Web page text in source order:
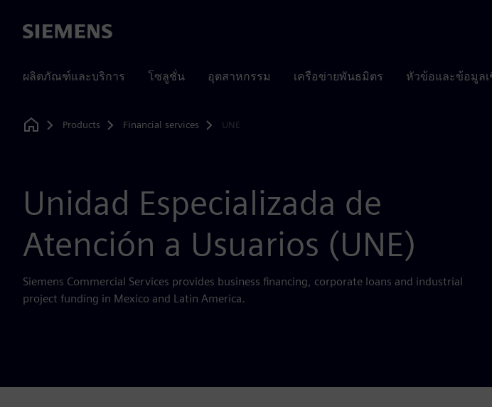
Siemens
ผลิตภัณฑ์และบริการ โซลูชั่น อุตสาหกรรม เครือข่ายพันธมิตร หัวข้อและข้อมูลเ
Home
Products Financial services UNE
Unidad Especializada de
Atención a Usuarios (UNE)
Siemens Commercial Services provides business financing, corporate loans and industrial
project funding in Mexico and Latin America.